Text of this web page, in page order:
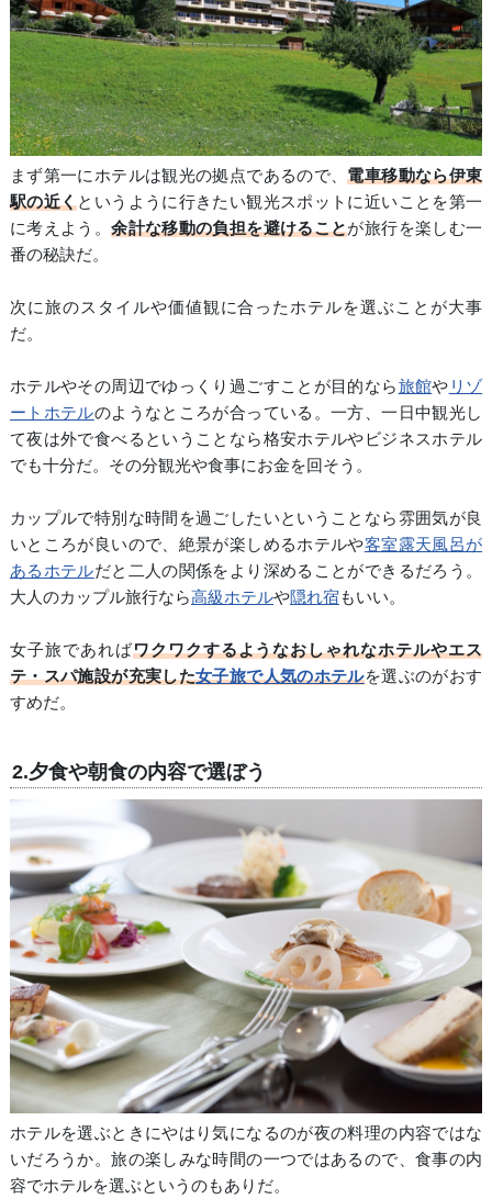
まず第一にホテルは観光の拠点であるので、電車移動なら伊東
駅の近くというように行きたい観光スポットに近いことを第一
に考えよう。余計な移動の負担を避けることが旅行を楽しむ一
番の秘訣だ。
次に旅のスタイルや価値観に合ったホテルを選ぶことが大事
だ。
ホテルやその周辺でゆっくり過ごすことが目的なら旅館や リゾ
ートホテルのようなところが合っている。一方、一日中観光し
て夜は外で食べるということなら格安ホテルやビジネスホテル
でも十分だ。その分観光や食事にお金を回そう。
カップルで特別な時間を過ごしたいということなら雰囲気が良
いところが良いので、絶景が楽しめるホテルや客室露天風呂が
あるホテルだと二人の関係をより深めることができるだろう。
大人のカップル旅行なら高級ホテルや隠れ宿 もいい。
女子旅であればワクワクするようなおしゃれなホテルやエス
テ・スパ施設が充実した女子旅で人気のホテルを選ぶのがおす
すめだ。
2.夕食や朝食の内容で選ぼう
ホテルを選ぶときにやはり気になるのが夜の料理の内容ではな
いだろうか。旅の楽しみな時間の一つではあるので、食事の内
容でホテルを選ぶというのもありだ。